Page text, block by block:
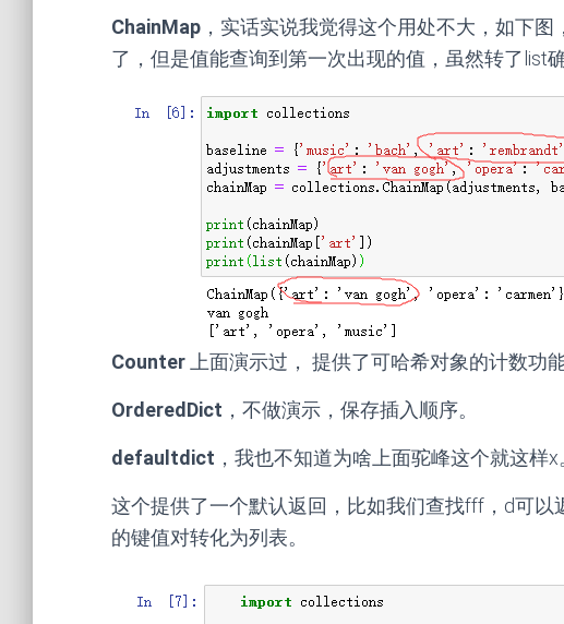
ChainMap ，实话实说我觉得这个用处不大，如下
了，但是值能查询到第一次出现的值，虽然转了list
Counter 上面演示过， 提供了可哈希对象的计数功能
OrderedDict ，不做演示，保存插入顺序。
defaultdict ，我也不知道为啥上面驼峰这个就这样x
这个提供了一个默认返回，比如我们查找fff，d可以
的键值对转化为列表。